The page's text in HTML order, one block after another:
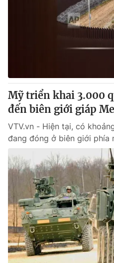
VTV Sức khoẻ
Thị trường 24h
VTV4
VTV9
Liên hệ tòa soạn
THỜI BÁO VTV
Theo dõi báo trên
Cơ quan chủ quản:Đài Truyền
Cơ quan báo chí:Thời báo VTV
Mỹ triển khai 3.000
đến biên giới giáp
VTV.vn - Hiện tại, có
đang đóng ở biên giới phía